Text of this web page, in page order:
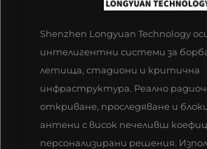
Shenzhen Longyuan Technology
интелигентни системи за борба
летища, стадиони и критична
инфраструктура. Реално
откриване, проследяване и
антени с висок печеливш
персонализирани решения.